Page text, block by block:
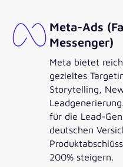
Meta-Ads
Messenger)
Meta bietet
gezieltes
Storytelling,
für die Lead-
deutschen
200% steigern.